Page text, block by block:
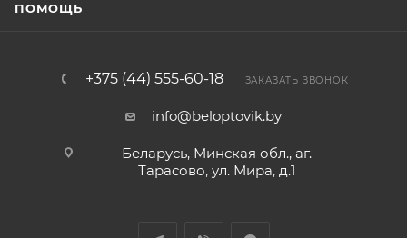
ПОМОЩЬ
+375 (44) 555-60-18 ЗАКАЗАТЬ ЗВОНОК
info@beloptovik.by
Беларусь, Минская обл., аг.
Тарасово, ул. Мира, д.1